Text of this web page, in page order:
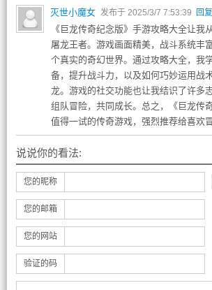
灭世小魔女 发布于 2025/3/7 7:53:39 回
《巨龙传奇纪念版》手游攻略大全让我
屠龙王者。游戏画面精美，战斗系统丰
个真实的奇幻世界。通过攻略大全，我
备，提升战斗力，以及如何巧妙运用战
龙。游戏的社交功能也让我结识了许多
组队冒险，共同成长。总之，《巨龙传
值得一试的传奇游戏，强烈推荐给喜欢
说说你的看法:
您的昵称
您的邮箱
您的网站
验证的码